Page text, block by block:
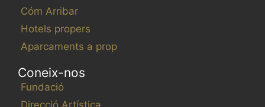
Cóm Arribar
Hotels propers
Aparcaments a prop
Coneix-nos
Fundació
Direcció Artística